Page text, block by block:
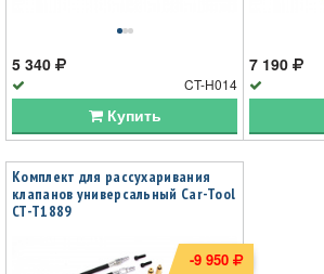
5 340
CT-H014
Купить
7 190
Комплект для рассухаривания
клапанов универсальный Car-Tool
CT-T1889
-9 950